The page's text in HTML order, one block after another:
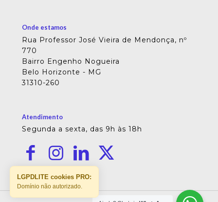
Onde estamos
Rua Professor José Vieira de Mendonça, nº
770
Bairro Engenho Nogueira
Belo Horizonte - MG
31310-260
Atendimento
Segunda a sexta, das 9h às 18h
LGPDLITE cookies PRO:
Domínio não autorizado.